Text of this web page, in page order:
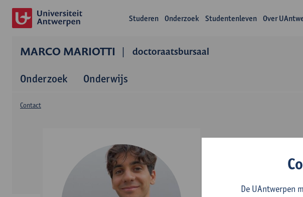
Studeren Onderzoek Studentenleven Over
MARCO MARIOTTI doctoraatsbursaal
Onderzoek Onderwijs
Over
Contact
De UAntwerpen